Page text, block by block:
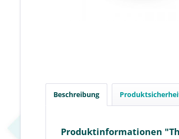
Beschreibung
Produktinformationen